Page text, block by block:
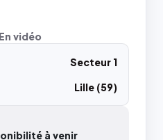
vidéo
Secteur 1
Lille (59)
à venir